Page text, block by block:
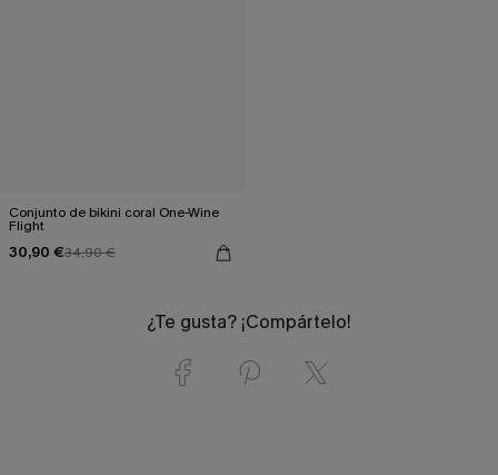
Conjunto de bikini coral One-Wine
Flight
30,90 €34,90 €
¿Te gusta? ¡Compártelo!